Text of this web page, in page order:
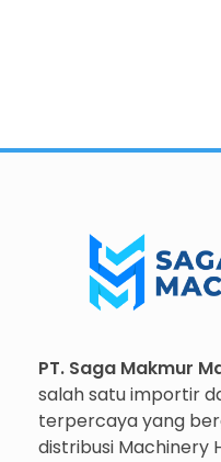
PT. Saga Makmur
salah satu importir
terpercaya yang
distribusi Machinery